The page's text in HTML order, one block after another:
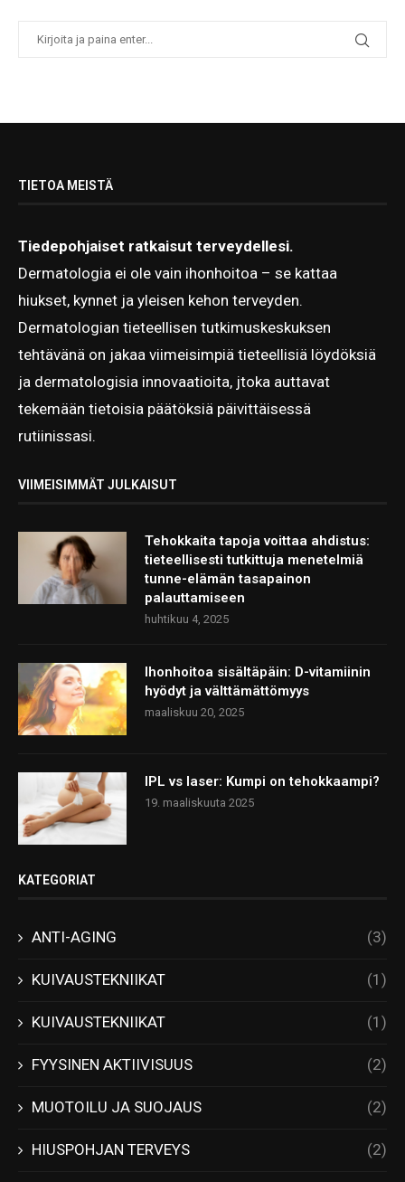
TIETOA MEISTÄ
Tiedepohjaiset ratkaisut terveydellesi.
Dermatologia ei ole vain ihonhoitoa – se kattaa
hiukset, kynnet ja yleisen kehon terveyden.
Dermatologian tieteellisen tutkimuskeskuksen
tehtävänä on jakaa viimeisimpiä tieteellisiä löydöksiä
ja dermatologisia innovaatioita, jtoka auttavat
tekemään tietoisia päätöksiä päivittäisessä
rutiinissasi.
VIIMEISIMMÄT JULKAISUT
Tehokkaita tapoja voittaa ahdistus:
tieteellisesti tutkittuja menetelmiä
tunne-elämän tasapainon
palauttamiseen
huhtikuu 4, 2025
Ihonhoitoa sisältäpäin: D-vitamiinin
hyödyt ja välttämättömyys
maaliskuu 20, 2025
IPL vs laser: Kumpi on tehokkaampi?
19. maaliskuuta 2025
KATEGORIAT
ANTI-AGING (3)
KUIVAUSTEKNIIKAT (1)
KUIVAUSTEKNIIKAT (1)
FYYSINEN AKTIIVISUUS (2)
MUOTOILU JA SUOJAUS (2)
HIUSPOHJAN TERVEYS (2)